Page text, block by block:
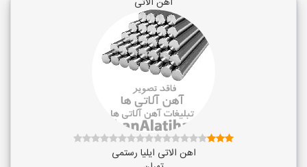
اهن الاتی ایلیا رستمی